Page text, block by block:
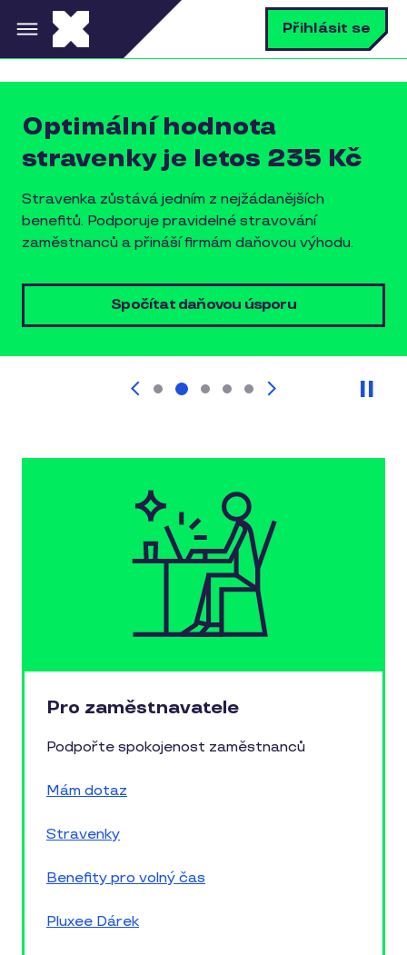
Přejít k hlavnímu obsahu Přihlásit se
Optimální hodnota
stravenky je letos 235 Kč
Stravenka zůstává jedním z nejžádanějších
benefitů. Podporuje pravidelné stravování
zaměstnanců a přináší firmám daňovou výhodu.
Spočítat daňovou úsporu
Pro zaměstnavatele
Podpořte spokojenost zaměstnanců
Mám dotaz
Stravenky
Benefity pro volný čas
Pluxee Dárek